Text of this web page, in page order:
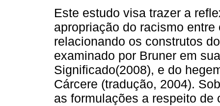
Este estudo visa trazer a
apropriação do racismo entre
relacionando os construtos
examinado por Bruner em
Significado(2008), e do
Cárcere (tradução, 2004).
as formulações a respeito